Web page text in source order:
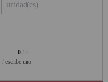
unidad(es)
0 / 5
/ escribe uno